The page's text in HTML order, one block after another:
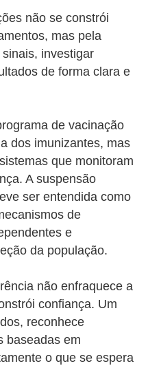
não se constrói
mas pela
investigar
de forma clara e
de vacinação
dos imunizantes, mas
que monitoram
A suspensão
ser entendida como
de
e
da população.
não enfraquece a
confiança. Um
reconhece
baseadas em
o que se espera